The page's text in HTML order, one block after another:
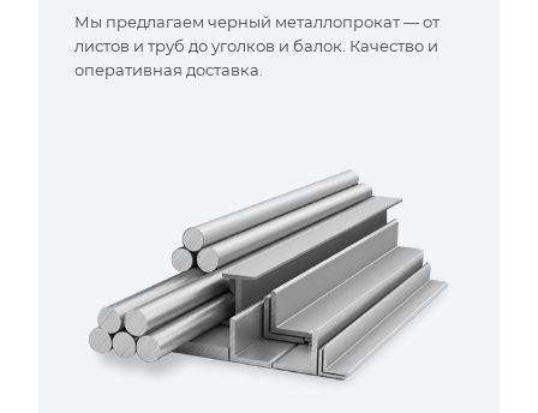
Мы предлагаем черный металлопрокат — от
листов и труб до уголков и балок. Качество и
оперативная доставка.